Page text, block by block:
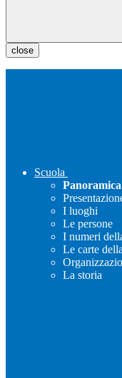
close
Scuola
Panoramica
I luoghi
Le persone
I numeri
Le carte
La storia